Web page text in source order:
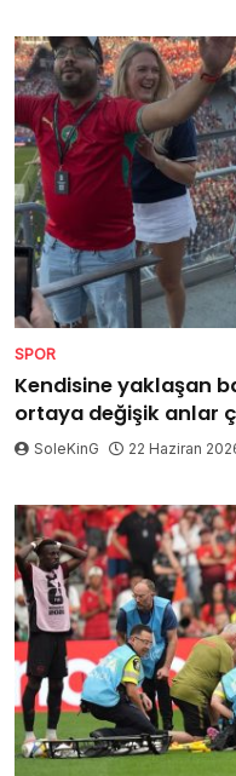
SPOR
Kendisine yaklaşan
ortaya değişik anlar
SoleKinG 22 Haziran